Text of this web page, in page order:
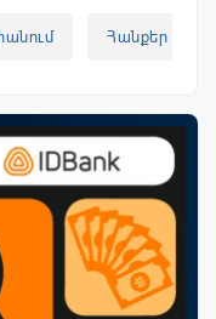
Հանքեր